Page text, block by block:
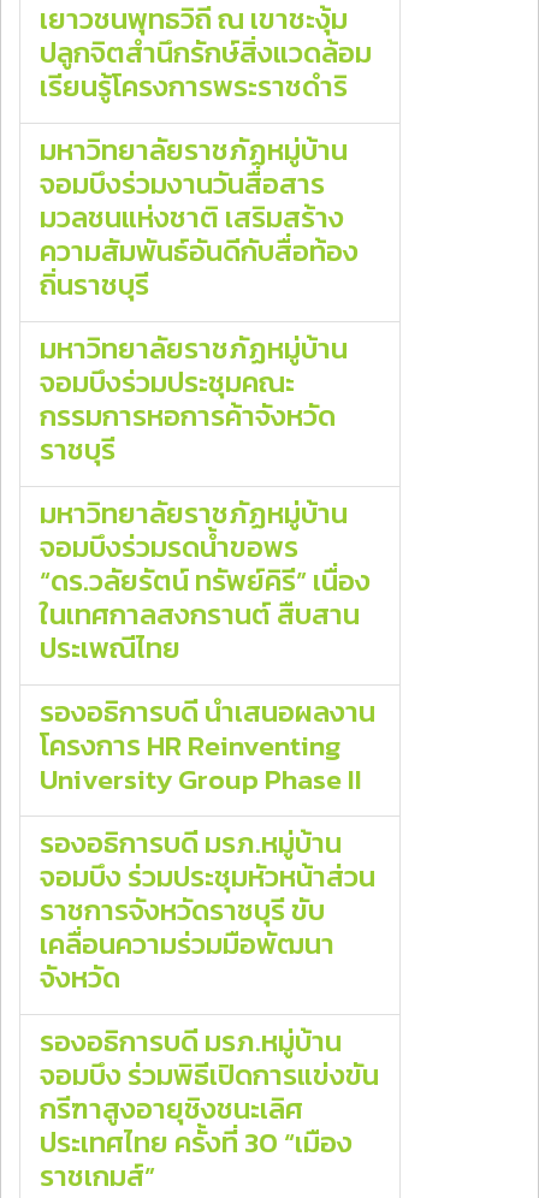
เยาวชนพุทธวิถี ณ เขาชะงุ้ม
ปลูกจิตสำนึกรักษ์สิ่งแวดล้อม
เรียนรู้โครงการพระราชดำริ
มหาวิทยาลัยราชภัฏหมู่บ้าน
จอมบึงร่วมงานวันสื่อสาร
มวลชนแห่งชาติ เสริมสร้าง
ความสัมพันธ์อันดีกับสื่อท้อง
ถิ่นราชบุรี
มหาวิทยาลัยราชภัฏหมู่บ้าน
จอมบึงร่วมประชุมคณะ
กรรมการหอการค้าจังหวัด
ราชบุรี
มหาวิทยาลัยราชภัฏหมู่บ้าน
จอมบึงร่วมรดน้ำขอพร
“ดร.วลัยรัตน์ ทรัพย์คิรี” เนื่อง
ในเทศกาลสงกรานต์ สืบสาน
ประเพณีไทย
รองอธิการบดี นำเสนอผลงาน
โครงการ HR Reinventing
University Group Phase II
รองอธิการบดี มรภ.หมู่บ้าน
จอมบึง ร่วมประชุมหัวหน้าส่วน
ราชการจังหวัดราชบุรี ขับ
เคลื่อนความร่วมมือพัฒนา
จังหวัด
รองอธิการบดี มรภ.หมู่บ้าน
จอมบึง ร่วมพิธีเปิดการแข่งขัน
กรีฑาสูงอายุชิงชนะเลิศ
ประเทศไทย ครั้งที่ 30 “เมือง
ราชเกมส์”